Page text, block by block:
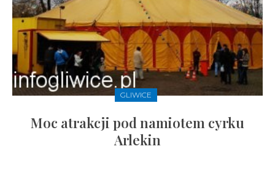
GLIWICE
Moc atrakcji pod namiotem cyrku
Arlekin